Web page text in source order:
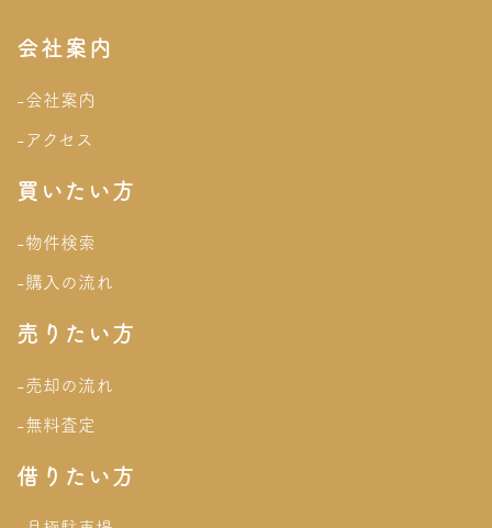
会社案内
-会社案内
-アクセス
買いたい方
-物件検索
-購入の流れ
売りたい方
-売却の流れ
-無料査定
借りたい方